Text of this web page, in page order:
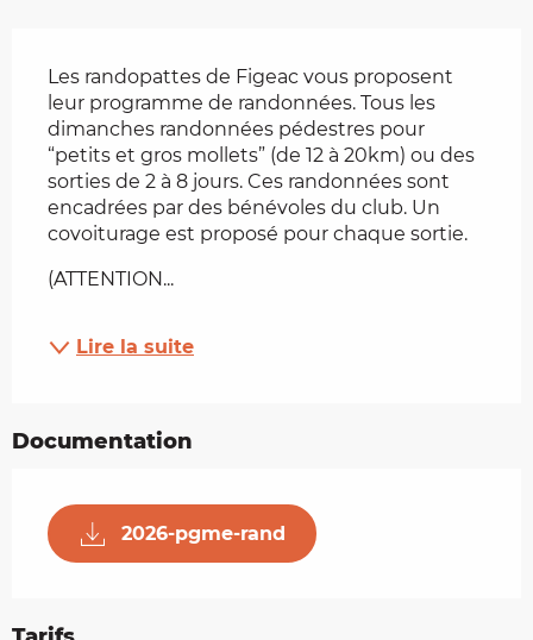
Les randopattes de Figeac vous proposent
leur programme de randonnées. Tous les
dimanches randonnées pédestres pour
“petits et gros mollets” (de 12 à 20km) ou des
sorties de 2 à 8 jours. Ces randonnées sont
encadrées par des bénévoles du club. Un
covoiturage est proposé pour chaque sortie.
(ATTENTION...
Lire la suite
Documentation
2026-pgme-rand